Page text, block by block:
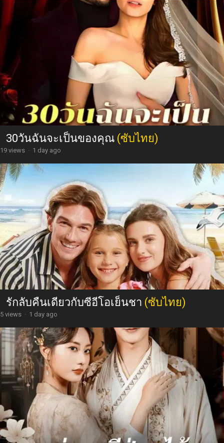
30วันฉันจะเป็นของคุณ (ซับไทย)
19 views · 1 day ago
รักลับคืนเดียวกับซีอีโอเย็นชา (ซับไทย)
5 views · 1 day ago